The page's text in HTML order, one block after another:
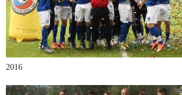
2016